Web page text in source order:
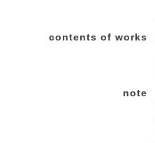
contents of works
note